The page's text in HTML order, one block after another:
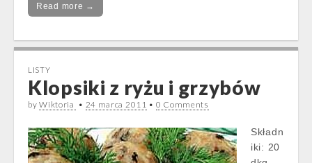
Read more →
LISTY
Klopsiki z ryżu i grzybów
byWiktoria • 24 marca 2011 • 0 Comments
Składn
iki: 20